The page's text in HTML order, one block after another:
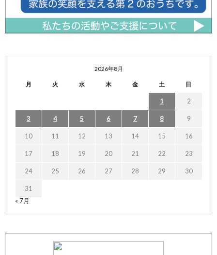
2026年8月
月 火 水 木 金 土 日
1 2
3 4 5 6 7 8 9
10 11 12 13 14 15 16
17 18 19 20 21 22 23
24 25 26 27 28 29 30
31
« 7月